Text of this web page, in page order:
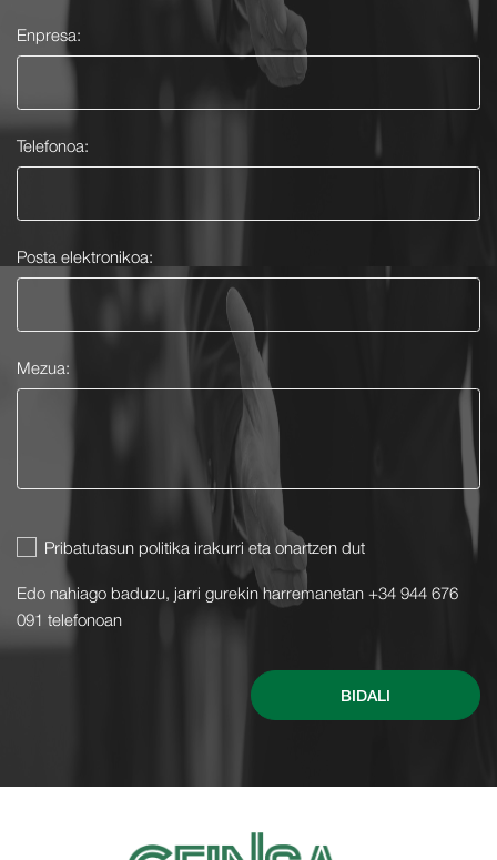
Enpresa:
Telefonoa:
Posta elektronikoa:
Mezua:
Pribatutasun politika irakurri eta onartzen dut
Edo nahiago baduzu, jarri gurekin harremanetan +34 944 676
091 telefonoan
BIDALI